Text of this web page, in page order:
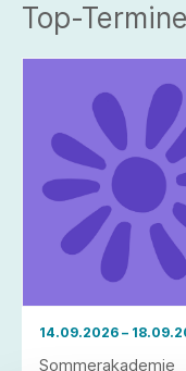
Top-Termine
14.09.2026 –
Sommerakademie